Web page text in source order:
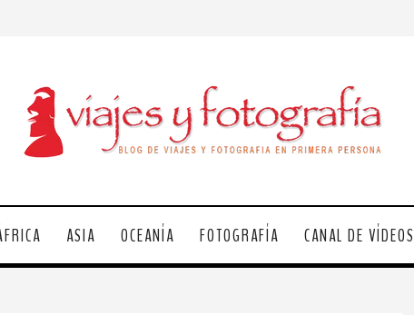
ASIA OCEANÍA FOTOGRAFÍA CANAL DE VÍDEOS